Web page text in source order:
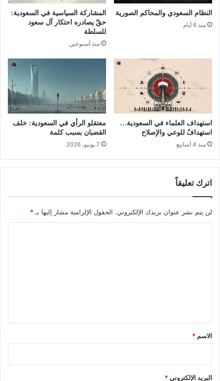
النظام السعودي والمحاكم الصورية
منذ 6 أيام
المشاركة السياسية في السعودية:
حقّ يصادره احتكار آل سعود
للسلطة
منذ أسبوعين
استهداف العلماء في السعودية…
استهدافٌ للوعي والإصلاح
منذ 4 أسابيع
معتقلو الرأي في السعودية: خلف
القضبان بسبب كلمة
7 يونيو، 2026
اترك تعليقاً
لن يتم نشر عنوان بريدك الإلكتروني. الحقول الإلزامية مشار إليها بـ*
*
الاسم *
البريد الإلكتروني*